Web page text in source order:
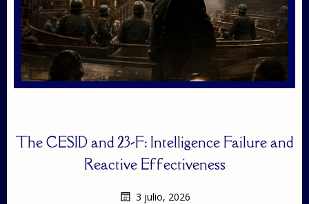
The CESID and 23-F: Intelligence Failure and
Reactive Effectiveness
3 julio, 2026